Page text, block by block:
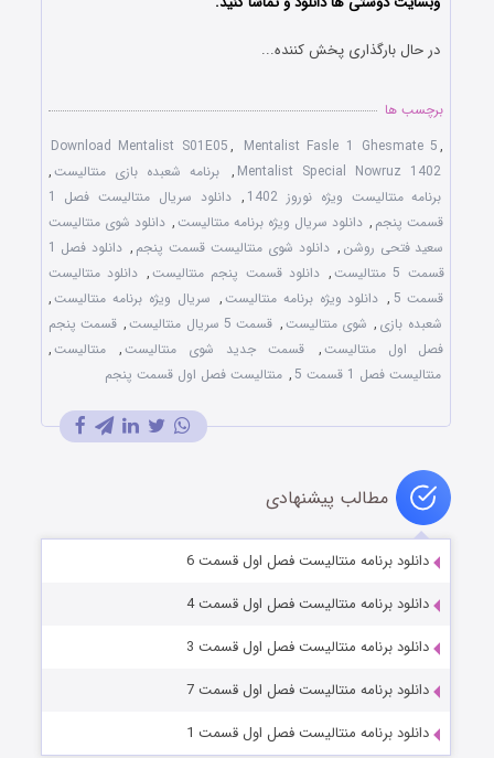
در حال بارگذاری پخش کننده...
برچسب ها
Download Mentalist S01E05, Mentalist Fasle 1 Ghesmate 5,
Mentalist Special Nowruz 1402
, برنامه شعبده بازی منتالیست,
برنامه منتالیست ویژه نوروز 1402
,
دانلود سریال منتالیست فصل 1
قسمت پنجم , دانلود سریال ویژه برنامه منتالیست, دانلود شوی منتالیست
سعید فتحی روشن , دانلود شوی منتالیست قسمت پنجم ,
دانلود فصل 1
قسمت 5 منتالیست
, دانلود قسمت پنجم منتالیست, دانلود منتالیست
قسمت 5
, دانلود ویژه برنامه منتالیست, سریال ویژه برنامه منتالیست,
شعبده بازی , شوی منتالیست, قسمت 5 سریال منتالیست , قسمت پنجم
فصل اول منتالیست, قسمت جدید شوی منتالیست, منتالیست,
منتالیست فصل 1 قسمت 5
, منتالیست فصل اول قسمت پنجم
مطالب پیشنهادی
دانلود برنامه منتالیست فصل اول قسمت 6
دانلود برنامه منتالیست فصل اول قسمت 4
دانلود برنامه منتالیست فصل اول قسمت 3
دانلود برنامه منتالیست فصل اول قسمت 7
دانلود برنامه منتالیست فصل اول قسمت 1